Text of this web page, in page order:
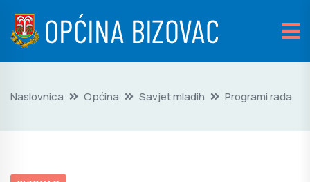
Naslovnica Općina Savjet mladih Programi rada